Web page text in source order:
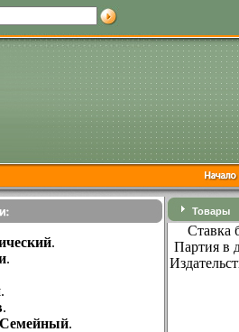
.
.
.
.
Семейный.
Товары
Ставка
Партия в